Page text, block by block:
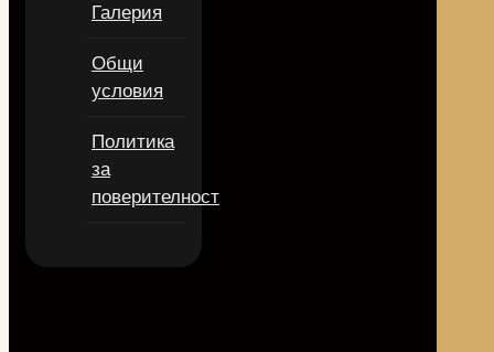
Галерия
Общи
условия
Политика
за
поверителност